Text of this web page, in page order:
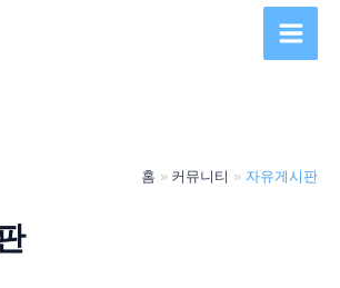
Main
홈 커뮤니티 자유게시판